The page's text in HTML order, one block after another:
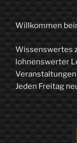
Willkommen
Wissenswertes
lohnenswerter
Jeden Freitag